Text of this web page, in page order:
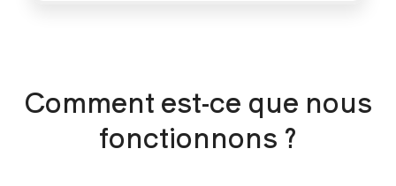
Comment est-ce que nous
fonctionnons ?